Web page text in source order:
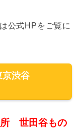
公式HPをご覧に
渋谷
所 世田谷もの